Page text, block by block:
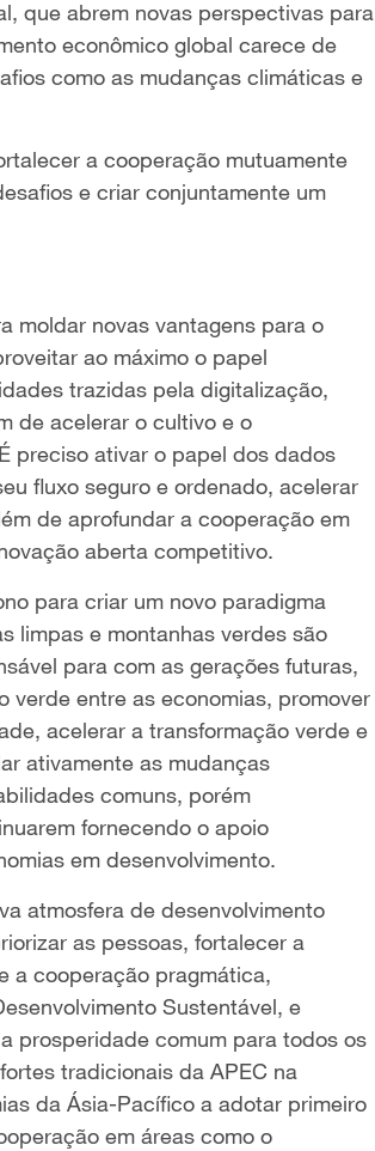
que abrem novas perspectivas para
econômico global carece de
como as mudanças climáticas e
a cooperação mutuamente
e criar conjuntamente um
moldar novas vantagens para o
ao máximo o papel
trazidas pela digitalização,
de acelerar o cultivo e o
preciso ativar o papel dos dados
fluxo seguro e ordenado, acelerar
de aprofundar a cooperação em
aberta competitivo.
para criar um novo paradigma
limpas e montanhas verdes são
para com as gerações futuras,
verde entre as economias, promover
acelerar a transformação verde e
ativamente as mudanças
comuns, porém
fornecendo o apoio
em desenvolvimento.
atmosfera de desenvolvimento
as pessoas, fortalecer a
a cooperação pragmática,
Sustentável, e
prosperidade comum para todos os
tradicionais da APEC na
da Ásia-Pacífico a adotar primeiro
em áreas como o